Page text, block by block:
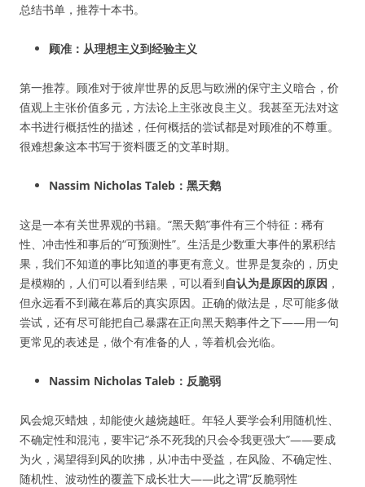
总结书单，推荐十本书。
顾准：从理想主义到经验主义
第一推荐。顾准对于彼岸世界的反思与欧洲的保守主义暗合，价
值观上主张价值多元，方法论上主张改良主义。我甚至无法对这
本书进行概括性的描述，任何概括的尝试都是对顾准的不尊重。
很难想象这本书写于资料匮乏的文革时期。
Nassim Nicholas Taleb：黑天鹅
这是一本有关世界观的书籍。“黑天鹅”事件有三个特征：稀有
性、冲击性和事后的“可预测性”。生活是少数重大事件的累积结
果，我们不知道的事比知道的事更有意义。世界是复杂的，历史
是模糊的，人们可以看到结果，可以看到自认为是原因的原因 ，
但永远看不到藏在幕后的真实原因。正确的做法是，尽可能多做
尝试，还有尽可能把自己暴露在正向黑天鹅事件之下——用一句
更常见的表述是，做个有准备的人，等着机会光临。
Nassim Nicholas Taleb：反脆弱
风会熄灭蜡烛，却能使火越烧越旺。年轻人要学会利用随机性、
不确定性和混沌，要牢记“杀不死我的只会令我更强大”——要成
为火，渴望得到风的吹拂，从冲击中受益，在风险、不确定性、
随机性、波动性的覆盖下成长壮大——此之谓“反脆弱性